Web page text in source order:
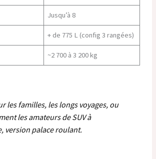
Jusqu’à 8
+ de 775 L (config 3 rangées)
~2 700 à 3 200 kg
les familles, les longs voyages, ou
les amateurs de SUV à
version palace roulant.